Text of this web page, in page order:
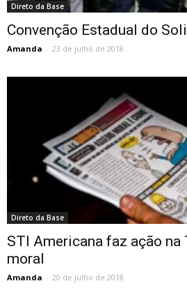
Direto da Base
Convenção Estadual do
Amanda - 23 de julho de 2018
Direto da Base
STI Americana faz ação na
moral
Amanda - 20 de julho de 2018